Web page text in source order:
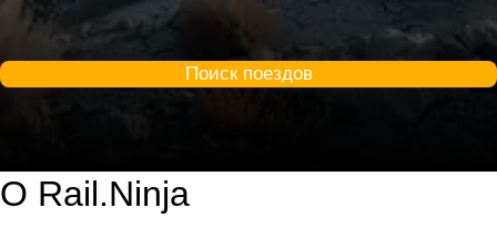
Поиск поездов
О Rail.Ninja